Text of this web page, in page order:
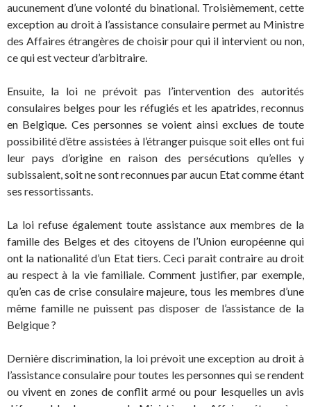
aucunement d’une volonté du binational. Troisièmement, cette
exception au droit à l’assistance consulaire permet au Ministre
des Affaires étrangères de choisir pour qui il intervient ou non,
ce qui est vecteur d’arbitraire.
Ensuite, la loi ne prévoit pas l’intervention des autorités
consulaires belges pour les réfugiés et les apatrides, reconnus
en Belgique. Ces personnes se voient ainsi exclues de toute
possibilité d’être assistées à l’étranger puisque soit elles ont fui
leur pays d’origine en raison des persécutions qu’elles y
subissaient, soit ne sont reconnues par aucun Etat comme étant
ses ressortissants.
La loi refuse également toute assistance aux membres de la
famille des Belges et des citoyens de l’Union européenne qui
ont la nationalité d’un Etat tiers. Ceci parait contraire au droit
au respect à la vie familiale. Comment justifier, par exemple,
qu’en cas de crise consulaire majeure, tous les membres d’une
même famille ne puissent pas disposer de l’assistance de la
Belgique ?
Dernière discrimination, la loi prévoit une exception au droit à
l’assistance consulaire pour toutes les personnes qui se rendent
ou vivent en zones de conflit armé ou pour lesquelles un avis